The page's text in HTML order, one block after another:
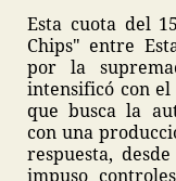
Esta cuota del
Chips" entre
por la
intensificó con
que busca la
con una
respuesta,
impuso